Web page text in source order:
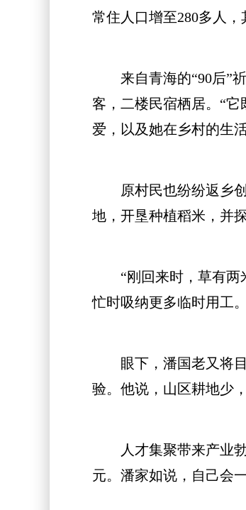
常住人口增至280多人，
来自青海的“90后”祈
客，二楼民宿栖居。“
爱，以及她在乡村的生活
原村民也纷纷返乡创
地，开垦种植稻米，并
“刚回来时，草有两米
忙时吸纳更多临时用工。
眼下，潘国老又将目
验。他说，山区耕地少
人才集聚带来产业勃
元。潘家如说，自己会